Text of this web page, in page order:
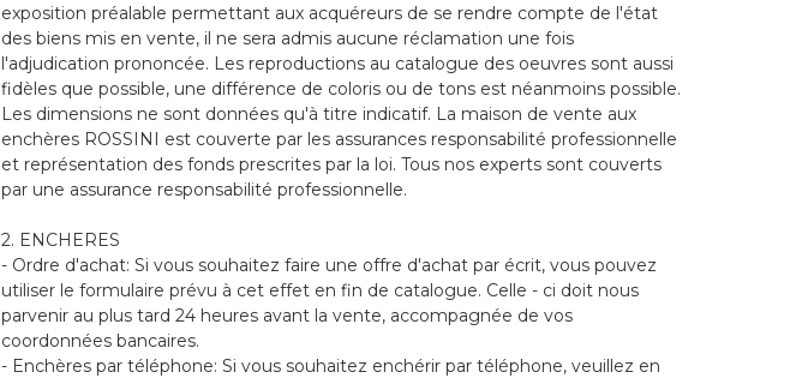
exposition préalable permettant aux acquéreurs de se rendre compte de l'état
des biens mis en vente, il ne sera admis aucune réclamation une fois
l'adjudication prononcée. Les reproductions au catalogue des oeuvres sont aussi
fidèles que possible, une différence de coloris ou de tons est néanmoins possible.
Les dimensions ne sont données qu'à titre indicatif. La maison de vente aux
enchères ROSSINI est couverte par les assurances responsabilité professionnelle
et représentation des fonds prescrites par la loi. Tous nos experts sont couverts
par une assurance responsabilité professionnelle.
2. ENCHERES
- Ordre d'achat: Si vous souhaitez faire une offre d'achat par écrit, vous pouvez
utiliser le formulaire prévu à cet effet en fin de catalogue. Celle - ci doit nous
parvenir au plus tard 24 heures avant la vente, accompagnée de vos
coordonnées bancaires.
- Enchères par téléphone: Si vous souhaitez enchérir par téléphone, veuillez en